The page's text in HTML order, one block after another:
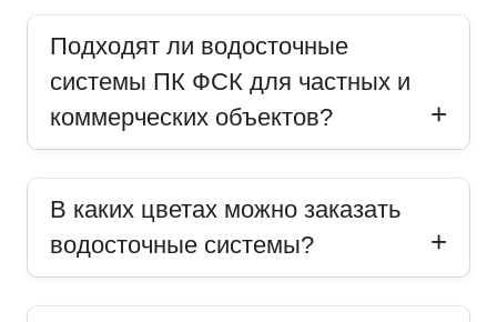
Подходят ли водосточные
системы ПК ФСК для частных и
коммерческих объектов?
В каких цветах можно заказать
водосточные системы?